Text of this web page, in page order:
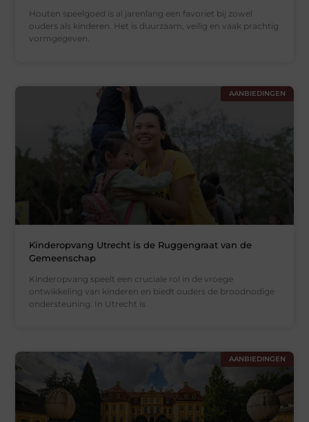
Houten speelgoed is al jarenlang een favoriet bij zowel
ouders als kinderen. Het is duurzaam, veilig en vaak prachtig
vormgegeven.
AANBIEDINGEN
Kinderopvang Utrecht is de Ruggengraat van de
Gemeenschap
Kinderopvang speelt een cruciale rol in de vroege
ontwikkeling van kinderen en biedt ouders de broodnodige
ondersteuning. In Utrecht is
AANBIEDINGEN